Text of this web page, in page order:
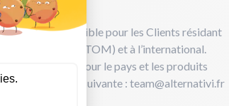
le Site est possible pour les Clients résidant
Mer (DOM/TOM) et à l’international.
un devis pour le pays et les produits
à l’adresse suivante :team@alternativi.fr